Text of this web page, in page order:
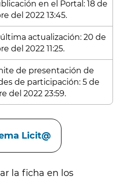
en el Portal: 18 de
del 2022 13:45.
actualización: 20 de
del 2022 11:25.
de presentación de
de participación: 5 de
del 2022 23:59.
Licit@
la ficha en los